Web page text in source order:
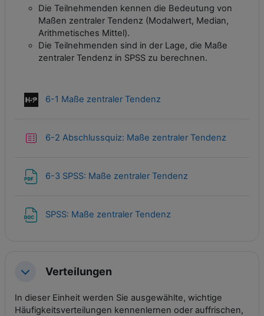
Die Teilnehmenden kennen die Bedeutung von
Maßen zentraler Tendenz (Modalwert, Median,
Arithmetisches Mittel).
Die Teilnehmenden sind in der Lage, die Maße
zentraler Tendenz in SPSS zu berechnen.
6-1 Maße zentraler Tendenz
6-2 Abschlussquiz: Maße zentraler Tendenz
6-3 SPSS: Maße zentraler Tendenz
SPSS: Maße zentraler Tendenz
EinklappenVerteilungen
In dieser Einheit werden Sie ausgewählte, wichtige
Häufigkeitsverteilungen kennenlernen oder auffrischen,